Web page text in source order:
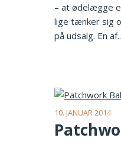
– at ødelægge
lige tænker sig
på udsalg. En
10. JANUAR 2014